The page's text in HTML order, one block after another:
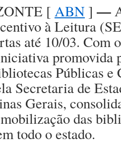
[ ABN ] —
à Leitura
até 10/03. Com
promovida
Públicas e
Secretaria de
Gerais,
das
todo o estado.